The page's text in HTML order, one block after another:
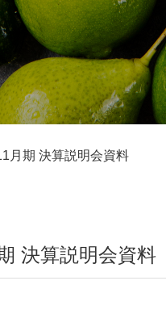
月期 決算説明会資料
決算説明会資料